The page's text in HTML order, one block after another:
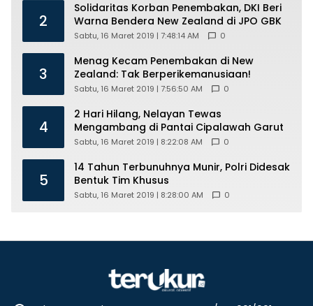
2
Solidaritas Korban Penembakan, DKI Beri
Warna Bendera New Zealand di JPO GBK
Sabtu, 16 Maret 2019 | 7:48:14 AM 0
3
Menag Kecam Penembakan di New
Zealand: Tak Berperikemanusiaan!
Sabtu, 16 Maret 2019 | 7:56:50 AM 0
4
2 Hari Hilang, Nelayan Tewas
Mengambang di Pantai Cipalawah Garut
Sabtu, 16 Maret 2019 | 8:22:08 AM 0
5
14 Tahun Terbunuhnya Munir, Polri Didesak
Bentuk Tim Khusus
Sabtu, 16 Maret 2019 | 8:28:00 AM 0